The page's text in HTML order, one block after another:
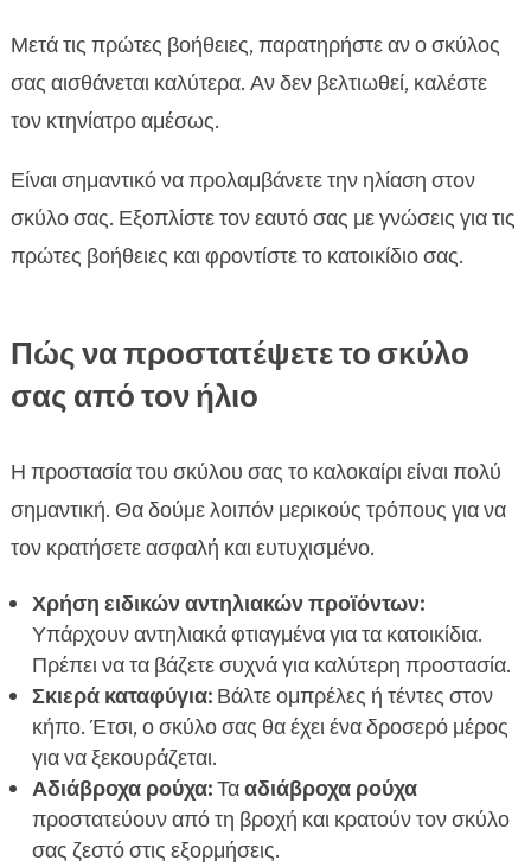
Μετά τις πρώτες βοήθειες, παρατηρήστε αν ο σκύλος
σας αισθάνεται καλύτερα. Αν δεν βελτιωθεί, καλέστε
τον κτηνίατρο αμέσως.
Είναι σημαντικό να προλαμβάνετε την ηλίαση στον
σκύλο σας. Εξοπλίστε τον εαυτό σας με γνώσεις για τις
πρώτες βοήθειες και φροντίστε το κατοικίδιο σας.
Πώς να προστατέψετε το σκύλο
σας από τον ήλιο
Η προστασία του σκύλου σας το καλοκαίρι είναι πολύ
σημαντική. Θα δούμε λοιπόν μερικούς τρόπους για να
τον κρατήσετε ασφαλή και ευτυχισμένο.
Χρήση ειδικών αντηλιακών προϊόντων:
Υπάρχουν αντηλιακά φτιαγμένα για τα κατοικίδια.
Πρέπει να τα βάζετε συχνά για καλύτερη προστασία.
Σκιερά καταφύγια:Βάλτε ομπρέλες ή τέντες στον
κήπο. Έτσι, ο σκύλο σας θα έχει ένα δροσερό μέρος
για να ξεκουράζεται.
Αδιάβροχα ρούχα:Τααδιάβροχα ρούχα
προστατεύουν από τη βροχή και κρατούν τον σκύλο
σας ζεστό στις εξορμήσεις.